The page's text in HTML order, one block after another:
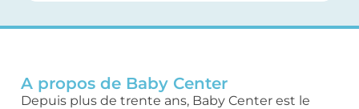
A propos de Baby Center
Depuis plus de trente ans, Baby Center est le